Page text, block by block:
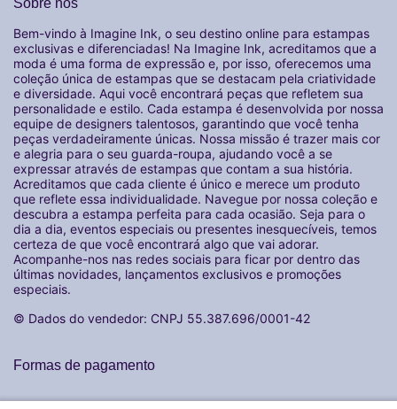
Sobre nós
Bem-vindo à Imagine Ink, o seu destino online para estampas
exclusivas e diferenciadas! Na Imagine Ink, acreditamos que a
moda é uma forma de expressão e, por isso, oferecemos uma
coleção única de estampas que se destacam pela criatividade
e diversidade. Aqui você encontrará peças que refletem sua
personalidade e estilo. Cada estampa é desenvolvida por nossa
equipe de designers talentosos, garantindo que você tenha
peças verdadeiramente únicas. Nossa missão é trazer mais cor
e alegria para o seu guarda-roupa, ajudando você a se
expressar através de estampas que contam a sua história.
Acreditamos que cada cliente é único e merece um produto
que reflete essa individualidade. Navegue por nossa coleção e
descubra a estampa perfeita para cada ocasião. Seja para o
dia a dia, eventos especiais ou presentes inesquecíveis, temos
certeza de que você encontrará algo que vai adorar.
Acompanhe-nos nas redes sociais para ficar por dentro das
últimas novidades, lançamentos exclusivos e promoções
especiais.
© Dados do vendedor: CNPJ 55.387.696/0001-42
Formas de pagamento